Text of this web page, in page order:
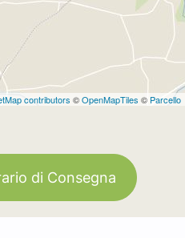
contributors ©OpenMapTiles © Parcello
di Consegna